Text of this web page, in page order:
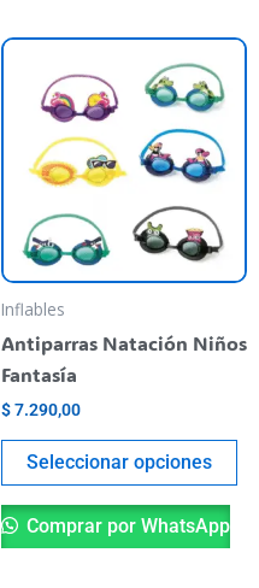
Inflables
Antiparras Natación Niños
Fantasía
$7.290,00
Seleccionar opciones
se
Comprar por WhatsApp